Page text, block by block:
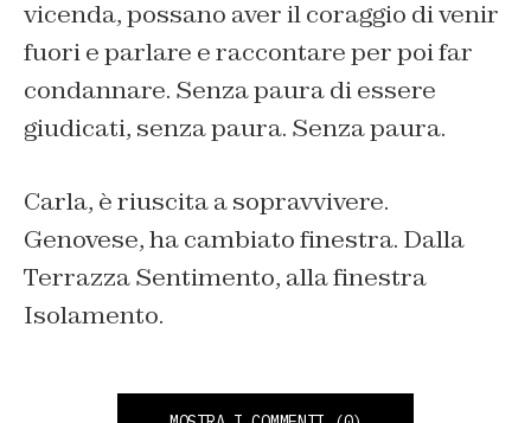
vicenda, possano aver il coraggio di venir
fuori e parlare e raccontare per poi far
condannare. Senza paura di essere
giudicati, senza paura. Senza paura.
Carla, è riuscita a sopravvivere.
Genovese, ha cambiato finestra. Dalla
TerrazzaSentimento, alla finestra
Isolamento.